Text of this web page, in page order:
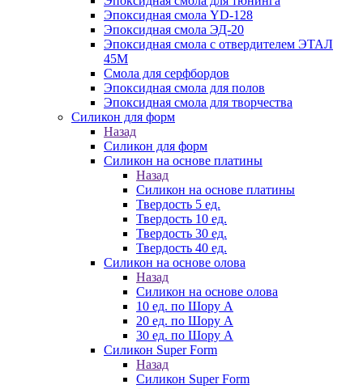
Эпоксидная смола YD-128
Эпоксидная смола ЭД-20
Эпоксидная смола с отвердителем ЭТАЛ
45М
Смола для серфбордов
Эпоксидная смола для полов
Эпоксидная смола для творчества
Силикон для форм
Назад
Силикон для форм
Силикон на основе платины
Назад
Силикон на основе платины
Твердость 5 ед.
Твердость 10 ед.
Твердость 30 ед.
Твердость 40 ед.
Силикон на основе олова
Назад
Силикон на основе олова
10 ед. по Шору А
20 ед. по Шору А
30 ед. по Шору А
Силикон Super Form
Назад
Силикон Super Form